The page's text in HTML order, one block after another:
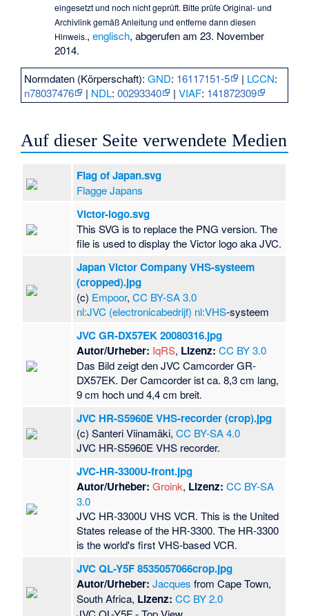
eingesetzt und noch nicht geprüft. Bitte prüfe Original- und
Archivlink gemäßAnleitung und entferne dann diesen
Hinweis.,englisch, abgerufen am 23. November
2014.
Normdaten (Körperschaft):GND: 16117151-5 | LCCN:
n78037476
| NDL:00293340 |VIAF: 141872309
Auf dieser Seite verwendete Medien
Flag of Japan.svg
Flagge Japans
Victor-logo.svg
This SVG is to replace the PNG version. The
file is used to display the Victor logo aka JVC.
Japan Victor Company VHS-systeem
(cropped).jpg
(c) Empoor,CC BY-SA 3.0
nl:JVC (electronicabedrijf) nl:VHS-systeem
JVC GR-DX57EK 20080316.jpg
Autor/Urheber: IqRS, Lizenz: CC BY 3.0
Das Bild zeigt den JVC Camcorder GR-
DX57EK. Der Camcorder ist ca. 8,3 cm lang,
9 cm hoch und 4,4 cm breit.
JVC HR-S5960E VHS-recorder (crop).jpg
(c) Santeri Viinamäki,CC BY-SA 4.0
JVC HR-S5960E VHS recorder.
JVC-HR-3300U-front.jpg
Autor/Urheber: Groink, Lizenz: CC BY-SA
3.0
JVC HR-3300U VHS VCR. This is the United
States release of the HR-3300. The HR-3300
is the world's first VHS-based VCR.
JVC QL-Y5F 8535057066crop.jpg
Autor/Urheber: Jacques from Cape Town,
South Africa, Lizenz: CC BY 2.0